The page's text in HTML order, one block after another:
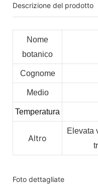
Descrizione del prodotto
Nome
botanico
Cognome
Medio
Temperatura
Altro
Elevata
Foto dettagliate